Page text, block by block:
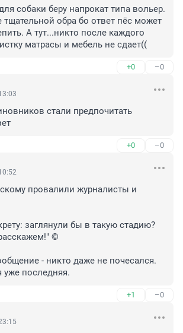
собаки беру напрокат типа вольер.
обра бо ответ пёс может
А тут...никто после каждого
матрасы и мебель не сдает((
+0 –0
стали предпочитать
+0 –0
провалили журналисты и
заглянули бы в такую стадию?
©
- никто даже не почесался.
уже последняя.
+1 –0